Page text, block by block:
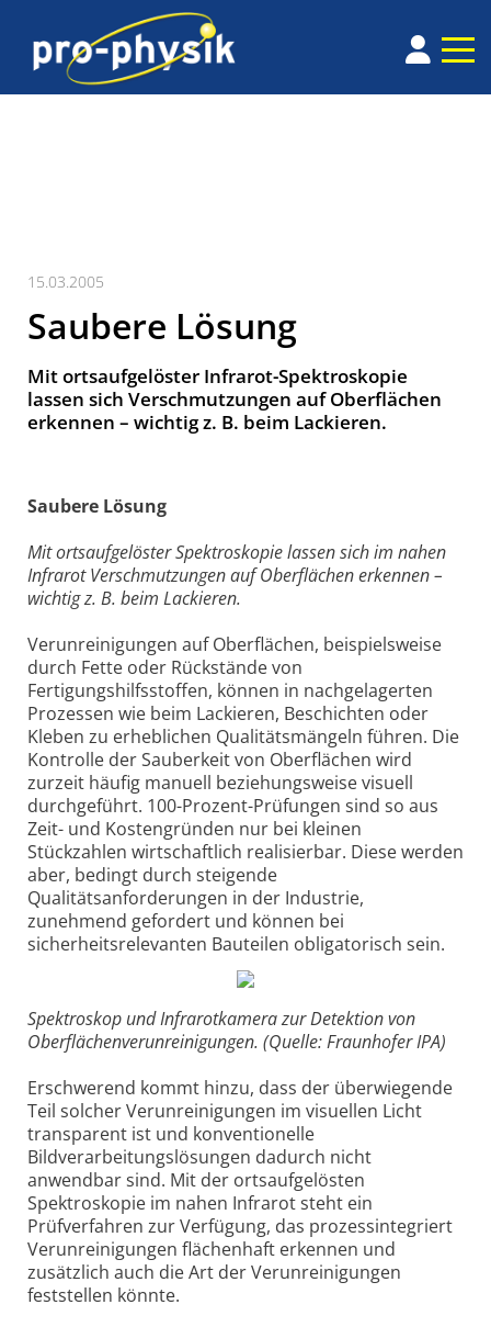
15.03.2005
Saubere Lösung
Mit ortsaufgelöster Infrarot-Spektroskopie
lassen sich Verschmutzungen auf Oberflächen
erkennen – wichtig z. B. beim Lackieren.
Saubere Lösung
Mit ortsaufgelöster Spektroskopie lassen sich im nahen
Infrarot Verschmutzungen auf Oberflächen erkennen –
wichtig z. B. beim Lackieren.
Verunreinigungen auf Oberflächen, beispielsweise
durch Fette oder Rückstände von
Fertigungshilfsstoffen, können in nachgelagerten
Prozessen wie beim Lackieren, Beschichten oder
Kleben zu erheblichen Qualitätsmängeln führen. Die
Kontrolle der Sauberkeit von Oberflächen wird
zurzeit häufig manuell beziehungsweise visuell
durchgeführt. 100-Prozent-Prüfungen sind so aus
Zeit- und Kostengründen nur bei kleinen
Stückzahlen wirtschaftlich realisierbar. Diese werden
aber, bedingt durch steigende
Qualitätsanforderungen in der Industrie,
zunehmend gefordert und können bei
sicherheitsrelevanten Bauteilen obligatorisch sein.
Spektroskop und Infrarotkamera zur Detektion von
Oberflächenverunreinigungen. (Quelle: Fraunhofer IPA)
Erschwerend kommt hinzu, dass der überwiegende
Teil solcher Verunreinigungen im visuellen Licht
transparent ist und konventionelle
Bildverarbeitungslösungen dadurch nicht
anwendbar sind. Mit der ortsaufgelösten
Spektroskopie im nahen Infrarot steht ein
Prüfverfahren zur Verfügung, das prozessintegriert
Verunreinigungen flächenhaft erkennen und
zusätzlich auch die Art der Verunreinigungen
feststellen könnte.